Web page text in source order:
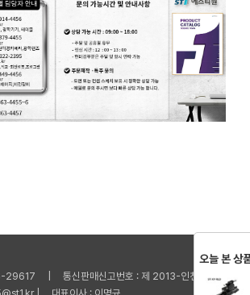
29617 | 통신판매신고번호 : 제 2013-인천부평-001
오늘 본 상